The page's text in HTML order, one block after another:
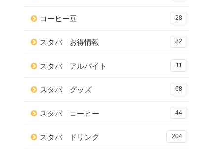
コーヒー豆 28
スタバ お得情報 82
スタバ アルバイト 11
スタバ グッズ 68
スタバ コーヒー 44
スタバ ドリンク 204